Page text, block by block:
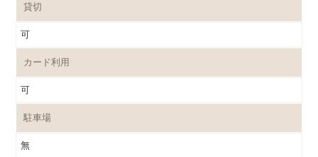
貸切
可
カード利用
可
駐車場
無